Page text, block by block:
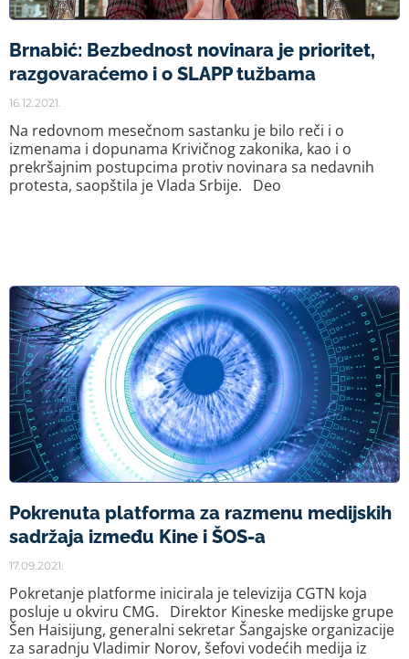
Brnabić: Bezbednost novinara je prioritet,
razgovaraćemo i o SLAPP tužbama
16.12.2021.
Na redovnom mesečnom sastanku je bilo reči i o
izmenama i dopunama Krivičnog zakonika, kao i o
prekršajnim postupcima protiv novinara sa nedavnih
protesta, saopštila je Vlada Srbije. Deo
Pokrenuta platforma za razmenu medijskih
sadržaja između Kine i ŠOS-a
17.09.2021.
Pokretanje platforme inicirala je televizija CGTN koja
posluje u okviru CMG. Direktor Kineske medijske grupe
Šen Haisijung, generalni sekretar Šangajske organizacije
za saradnju Vladimir Norov, šefovi vodećih medija iz